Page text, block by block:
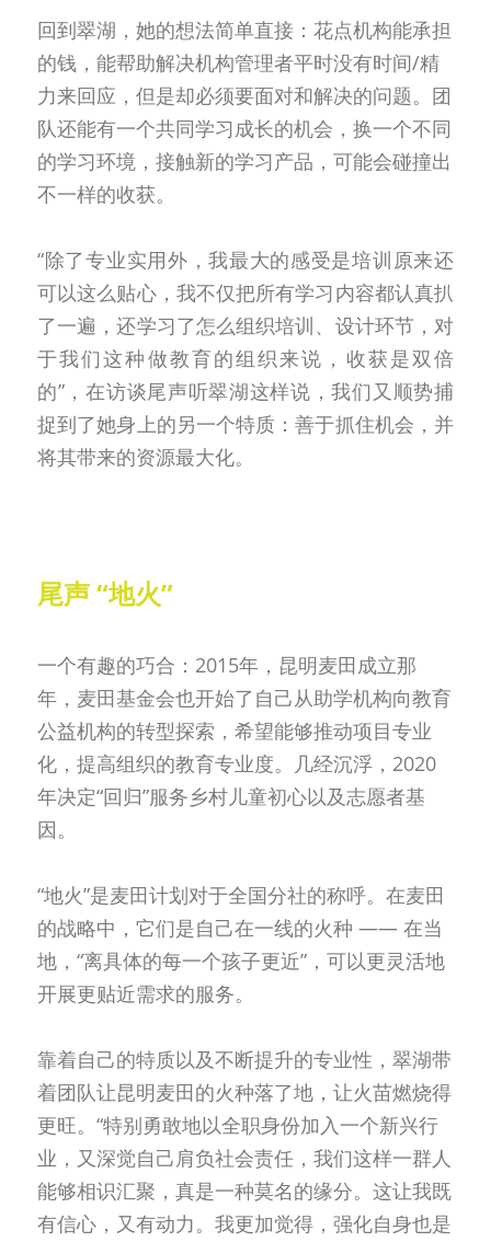
回到翠湖，她的想法简单直接：花点机构能承担
的钱，能帮助解决机构管理者平时没有时间/精
力来回应，但是却必须要面对和解决的问题。团
队还能有一个共同学习成长的机会，换一个不同
的学习环境，接触新的学习产品，可能会碰撞出
不一样的收获。
“除了专业实用外，我最大的感受是培训原来还
可以这么贴心，我不仅把所有学习内容都认真扒
了一遍，还学习了怎么组织培训、设计环节，对
于我们这种做教育的组织来说，收获是双倍
的”，在访谈尾声听翠湖这样说，我们又顺势捕
捉到了她身上的另一个特质：善于抓住机会，并
将其带来的资源最大化。
尾声 “地火”
一个有趣的巧合：2015年，昆明麦田成立那
年，麦田基金会也开始了自己从助学机构向教育
公益机构的转型探索，希望能够推动项目专业
化，提高组织的教育专业度。几经沉浮，2020
年决定“回归”服务乡村儿童初心以及志愿者基
因。
“地火”是麦田计划对于全国分社的称呼。在麦田
的战略中，它们是自己在一线的火种 —— 在当
地，“离具体的每一个孩子更近”，可以更灵活地
开展更贴近需求的服务。
靠着自己的特质以及不断提升的专业性，翠湖带
着团队让昆明麦田的火种落了地，让火苗燃烧得
更旺。“特别勇敢地以全职身份加入一个新兴行
业，又深觉自己肩负社会责任，我们这样一群人
能够相识汇聚，真是一种莫名的缘分。这让我既
有信心，又有动力。我更加觉得，强化自身也是